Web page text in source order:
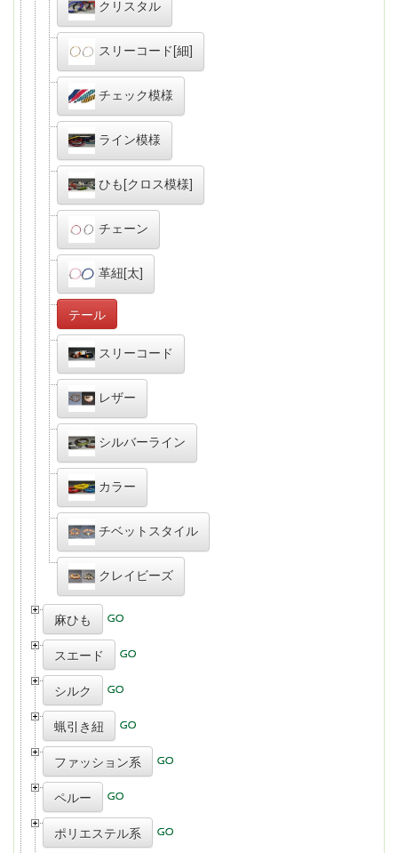
クリスタル
スリーコード[細]
チェック模様
ライン模様
ひも[クロス模様]
チェーン
革紐[太]
テール
スリーコード
レザー
シルバーライン
カラー
チベットスタイル
クレイビーズ
麻ひも
スエード
シルク
蝋引き紐
ファッション系
ペルー
ポリエステル系